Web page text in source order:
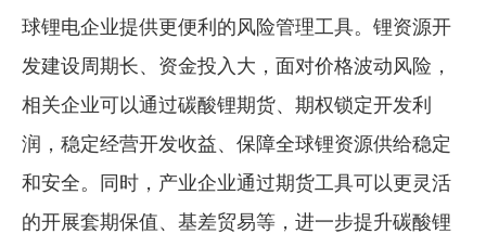
球锂电企业提供更便利的风险管理工具。锂资源开
发建设周期长、资金投入大，面对价格波动风险，
相关企业可以通过碳酸锂期货、期权锁定开发利
润，稳定经营开发收益、保障全球锂资源供给稳定
和安全。同时，产业企业通过期货工具可以更灵活
的开展套期保值、基差贸易等，进一步提升碳酸锂